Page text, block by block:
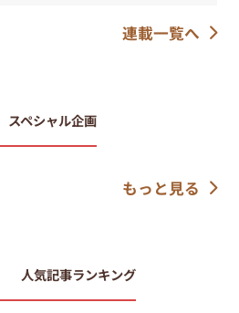
連載一覧へ
スペシャル企画
もっと見る
人気記事ランキング